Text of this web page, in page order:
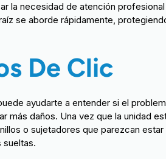
la necesidad de atención
se aborde rápidamente,
De Clic
ayudarte a entender si el
daños. Una vez que la unidad
o sujetadores que parezcan estar
sueltas.